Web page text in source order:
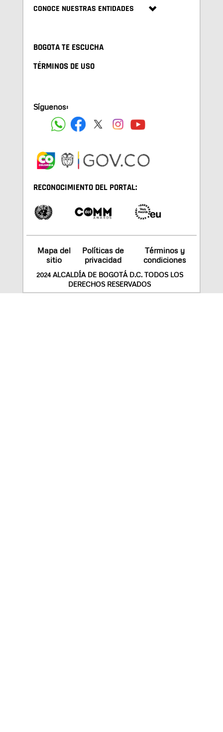
CONOCE NUESTRAS ENTIDADES
BOGOTA TE ESCUCHA
TÉRMINOS DE USO
Síguenos:
RECONOCIMIENTO DEL PORTAL:
Mapa del
sitio
Políticas de
privacidad
Términos y
condiciones
2024 ALCALDÍA DE BOGOTÁ D.C. TODOS LOS
DERECHOS RESERVADOS